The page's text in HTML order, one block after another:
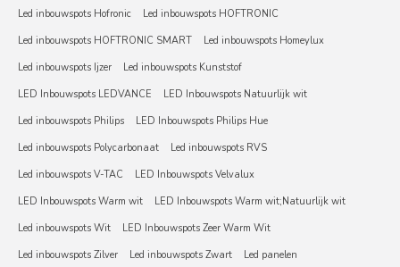
Led inbouwspots Hofronic
Led inbouwspots HOFTRONIC
Led inbouwspots HOFTRONIC SMART
Led inbouwspots Homeylux
Led inbouwspots Ijzer
Led inbouwspots Kunststof
LED Inbouwspots LEDVANCE
LED Inbouwspots Natuurlijk wit
Led inbouwspots Philips
LED Inbouwspots Philips Hue
Led inbouwspots Polycarbonaat
Led inbouwspots RVS
Led inbouwspots V-TAC
LED Inbouwspots Velvalux
LED Inbouwspots Warm wit
LED Inbouwspots Warm wit;Natuurlijk wit
Led inbouwspots Wit
LED Inbouwspots Zeer Warm Wit
Led inbouwspots Zilver
Led inbouwspots Zwart
Led panelen